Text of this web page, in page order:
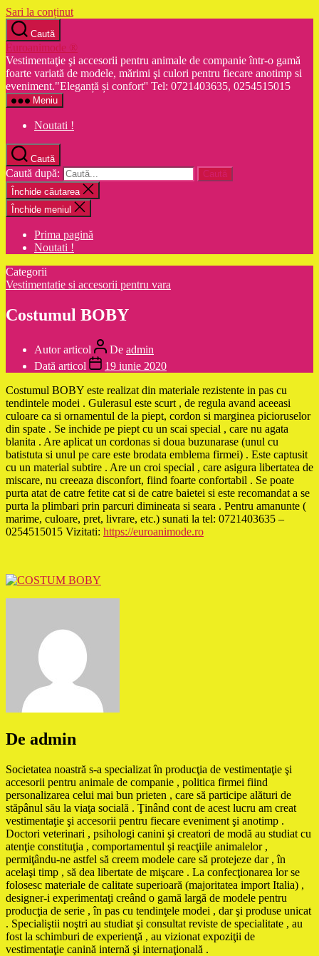
Sari la conținut
Caută
Euroanimode ®
Vestimentaţie şi accesorii pentru animale de companie într-o gamă
foarte variată de modele, mărimi şi culori pentru fiecare anotimp si
eveniment."Eleganță și confort'' Tel: 0721403635, 0254515015
Meniu
Noutati !
Caută
Caută după:
Închide căutarea
Închide meniul
Prima pagină
Noutati !
Categorii
Vestimentatie si accesorii pentru vara
Costumul BOBY
Autor articol De admin
Dată articol
19 iunie 2020
Costumul BOBY este realizat din materiale rezistente in pas cu
tendintele modei . Gulerasul este scurt , de regula avand aceeasi
culoare ca si ornamentul de la piept, cordon si marginea picioruselor
din spate . Se inchide pe piept cu un scai special , care nu agata
blanita . Are aplicat un cordonas si doua buzunarase (unul cu
batistuta si unul pe care este brodata emblema firmei) . Este captusit
cu un material subtire . Are un croi special , care asigura libertatea de
miscare, nu creeaza disconfort, fiind foarte confortabil . Se poate
purta atat de catre fetite cat si de catre baietei si este recomandat a se
purta la plimbari prin parcuri dimineata si seara . Pentru amanunte (
marime, culoare, pret, livrare, etc.) sunati la tel: 0721403635 –
0254515015 Vizitati: https://euroanimode.ro
De admin
Societatea noastră s-a specializat în producţia de vestimentaţie şi
accesorii pentru animale de companie , politica firmei fiind
personalizarea celui mai bun prieten , care să participe alături de
stăpânul său la viaţa socială . Ţinând cont de acest lucru am creat
vestimentaţie şi accesorii pentru fiecare eveniment şi anotimp .
Doctori veterinari , psihologi canini şi creatori de modă au studiat cu
atenţie constituţia , comportamentul şi reacţiile animalelor ,
permiţându-ne astfel să creem modele care să protejeze dar , în
acelaşi timp , să dea libertate de mişcare . La confecţionarea lor se
folosesc materiale de calitate superioară (majoritatea import Italia) ,
designer-i experimentaţi creând o gamă largă de modele pentru
producţia de serie , în pas cu tendinţele modei , dar şi produse unicat
. Specialiştii noştri au studiat şi consultat reviste de specialitate , au
fost la schimburi de experienţă , au vizionat expoziţii de
vestimentaţie canină internă şi internaţională .